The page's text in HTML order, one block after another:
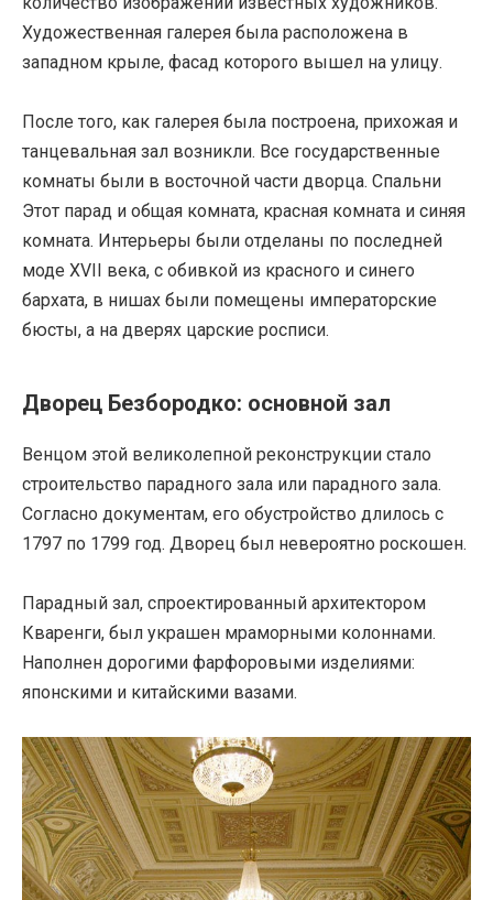
Художественная галерея была расположена в
западном крыле, фасад которого вышел на улицу.
После того, как галерея была построена, прихожая и
танцевальная зал возникли. Все государственные
комнаты были в восточной части дворца. Спальни
Этот парад и общая комната, красная комната и синяя
комната. Интерьеры были отделаны по последней
моде XVII века, с обивкой из красного и синего
бархата, в нишах были помещены императорские
бюсты, а на дверях царские росписи.
Дворец Безбородко: основной зал
Венцом этой великолепной реконструкции стало
строительство парадного зала или парадного зала.
Согласно документам, его обустройство длилось с
1797 по 1799 год. Дворец был невероятно роскошен.
Парадный зал, спроектированный архитектором
Кваренги, был украшен мраморными колоннами.
Наполнен дорогими фарфоровыми изделиями:
японскими и китайскими вазами.